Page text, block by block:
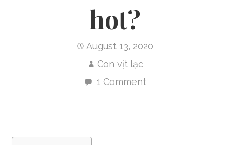
hot?
August 13, 2020
Con vịt lạc
1 Comment